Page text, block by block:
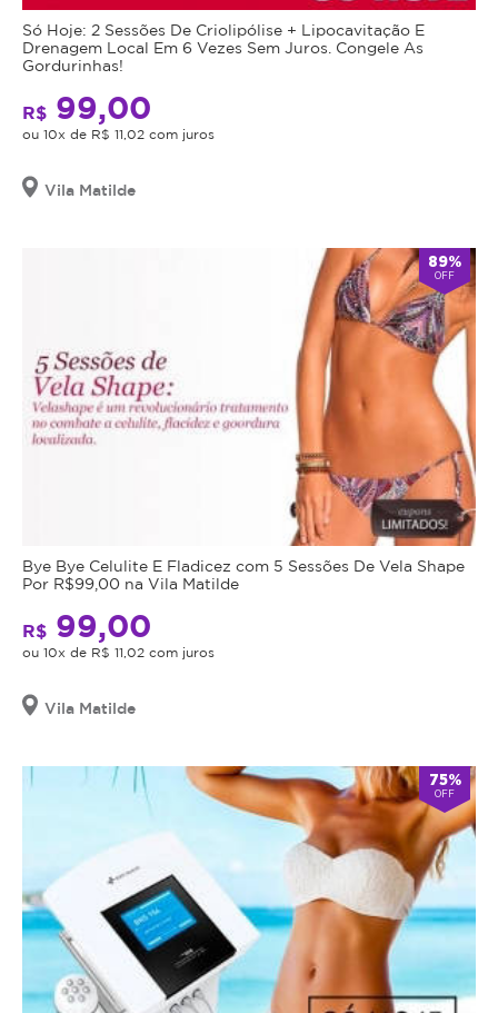
Só Hoje: 2 Sessões De Criolipólise + Lipocavitação E
Drenagem Local Em 6 Vezes Sem Juros. Congele As
Gordurinhas!
R$ 99,00
ou 10x de R$ 11,02 com juros
Vila Matilde
89%
OFF
Bye Bye Celulite E Fladicez com 5 Sessões De Vela Shape
Por R$99,00 na Vila Matilde
R$ 99,00
ou 10x de R$ 11,02 com juros
Vila Matilde
75%
OFF